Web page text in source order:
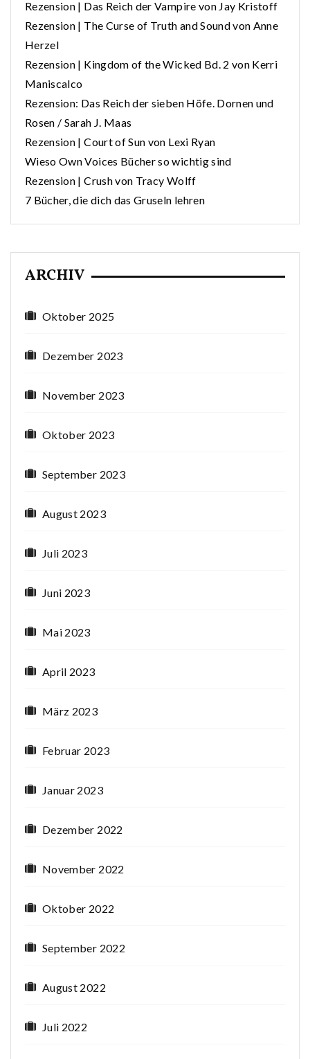
Rezension | Das Reich der Vampire von Jay Kristoff
Rezension | The Curse of Truth and Sound von Anne
Herzel
Rezension | Kingdom of the Wicked Bd. 2 von Kerri
Maniscalco
Rezension: Das Reich der sieben Höfe. Dornen und
Rosen / Sarah J. Maas
Rezension | Court of Sun von Lexi Ryan
Wieso Own Voices Bücher so wichtig sind
Rezension | Crush von Tracy Wolff
7 Bücher, die dich das Gruseln lehren
ARCHIV
Oktober 2025
Dezember 2023
November 2023
Oktober 2023
September 2023
August 2023
Juli 2023
Juni 2023
Mai 2023
April 2023
März 2023
Februar 2023
Januar 2023
Dezember 2022
November 2022
Oktober 2022
September 2022
August 2022
Juli 2022